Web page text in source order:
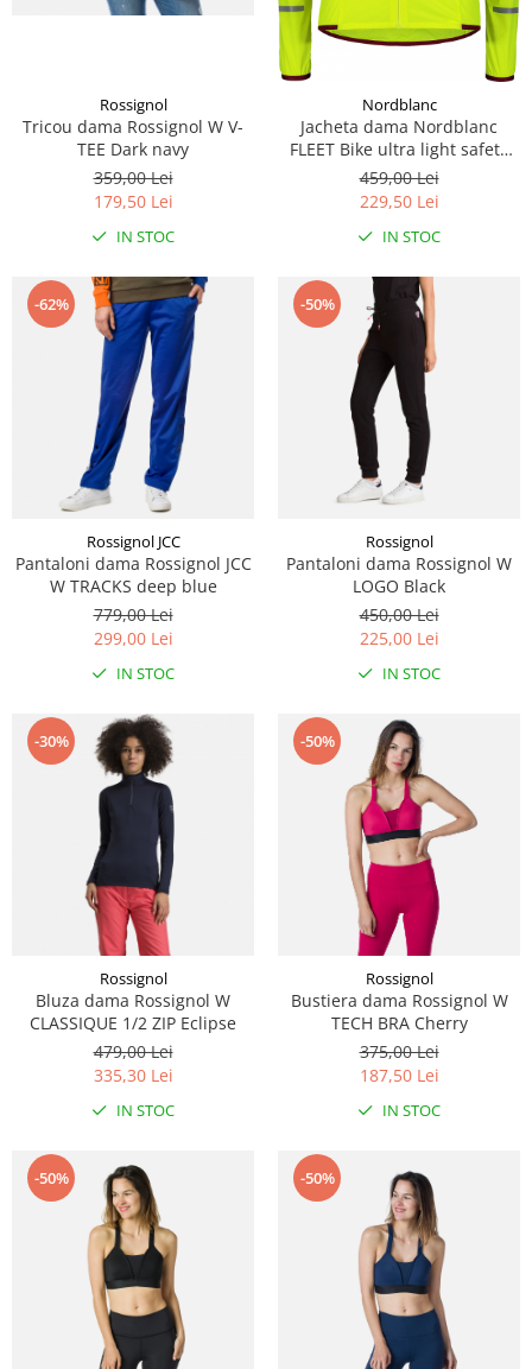
Rossignol
Tricou dama Rossignol W V-
TEE Dark navy
359,00 Lei
179,50 Lei
IN STOC
Nordblanc
Jacheta dama Nordblanc
FLEET Bike ultra light safety
yellow
459,00 Lei
229,50 Lei
IN STOC
-62%
Rossignol JCC
Pantaloni dama Rossignol JCC
W TRACKS deep blue
779,00 Lei
299,00 Lei
IN STOC
-50%
Rossignol
Pantaloni dama Rossignol W
LOGO Black
450,00 Lei
225,00 Lei
IN STOC
-30%
Rossignol
Bluza dama Rossignol W
CLASSIQUE 1/2 ZIP Eclipse
479,00 Lei
335,30 Lei
IN STOC
-50%
Rossignol
Bustiera dama Rossignol W
TECH BRA Cherry
375,00 Lei
187,50 Lei
IN STOC
-50% -50%